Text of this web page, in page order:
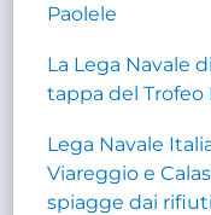
Paolele
La Lega Navale
tappa del Trofeo
Lega Navale
Viareggio e
spiagge dai rifiuti